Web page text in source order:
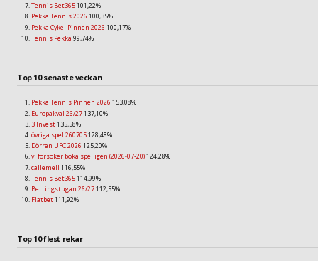
Tennis Bet365101,22%
Pekka Tennis 2026 100,35%
Pekka Cykel Pinnen 2026 100,17%
Tennis Pekka 99,74%
Top 10 senaste veckan
Pekka Tennis Pinnen 2026 153,08%
Europakval 26/27137,10%
3 Invest135,58%
övriga spel 260705128,48%
Dörren UFC 2026 125,20%
vi försöker boka spel igen (2026-07-20)124,28%
callemell 116,55%
Tennis Bet365114,99%
Bettingstugan 26/27112,55%
Flatbet111,92%
Top 10 flest rekar